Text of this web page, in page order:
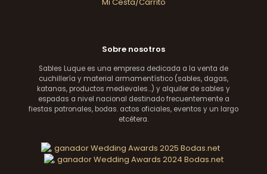
Mi Cesta/Carrito
Sobre nosotros
Sables Luque es una empresa dedicada a la venta de
cuchillería y material armamentístico (sables, dagas,
katanas, productos medievales...) y alquiler de sables y
espadas a nivel nacional destinado frecuentemente a
fiestas patronales, bodas. actos oficiales, eventos y un largo
etcétera.